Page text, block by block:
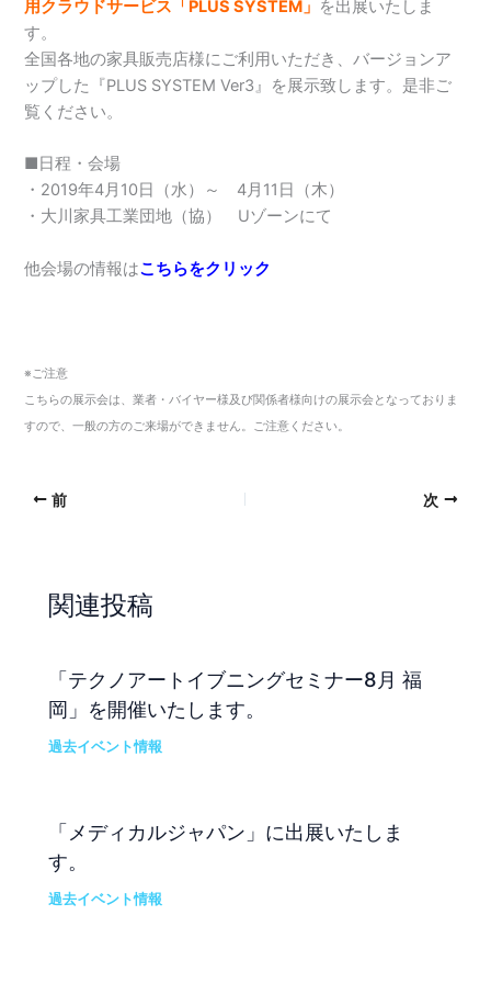
用クラウドサービス「PLUS SYSTEM」 を出展いたしま
す。
全国各地の家具販売店様にご利用いただき、バージョンア
ップした『PLUS SYSTEM Ver3』を展示致します。是非ご
覧ください。
■日程・会場
・2019年4月10日（水）～ 4月11日（木）
・大川家具工業団地（協） Uゾーンにて
他会場の情報はこちらをクリック
※ご注意
こちらの展示会は、業者・バイヤー様及び関係者様向けの展示会となっておりま
すので、一般の方のご来場ができません。ご注意ください。
前 次
関連投稿
「テクノアートイブニングセミナー8月 福
岡」を開催いたします。
過去イベント情報
「メディカルジャパン」に出展いたしま
す。
過去イベント情報